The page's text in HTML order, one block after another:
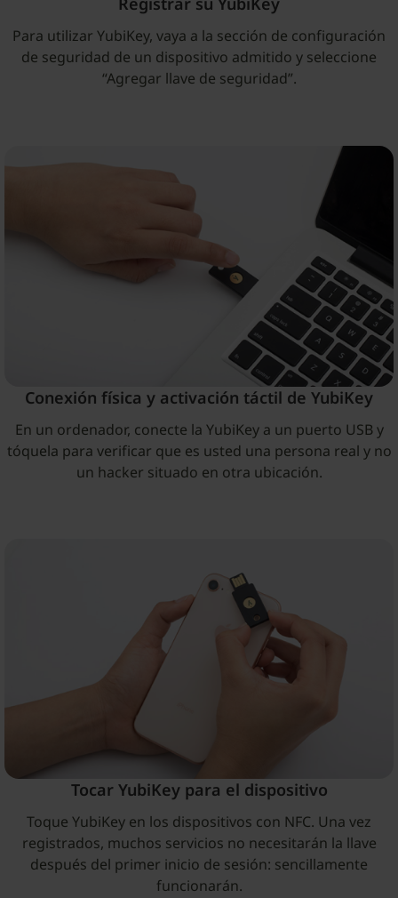
Para utilizar YubiKey, vaya a la sección de configuración
de seguridad de un dispositivo admitido y seleccione
“Agregar llave de seguridad”.
Conexión física y activación táctil de YubiKey
En un ordenador, conecte la YubiKey a un puerto USB y
tóquela para verificar que es usted una persona real y no
un hacker situado en otra ubicación.
Tocar YubiKey para el dispositivo
Toque YubiKey en los dispositivos con NFC. Una vez
registrados, muchos servicios no necesitarán la llave
después del primer inicio de sesión: sencillamente
funcionarán.